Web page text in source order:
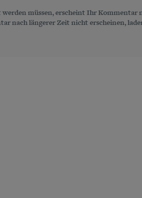
müssen, erscheint Ihr Kommentar
nach längerer Zeit nicht erscheinen,